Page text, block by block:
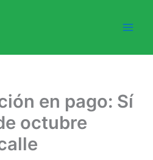
en pago: Sí
octubre